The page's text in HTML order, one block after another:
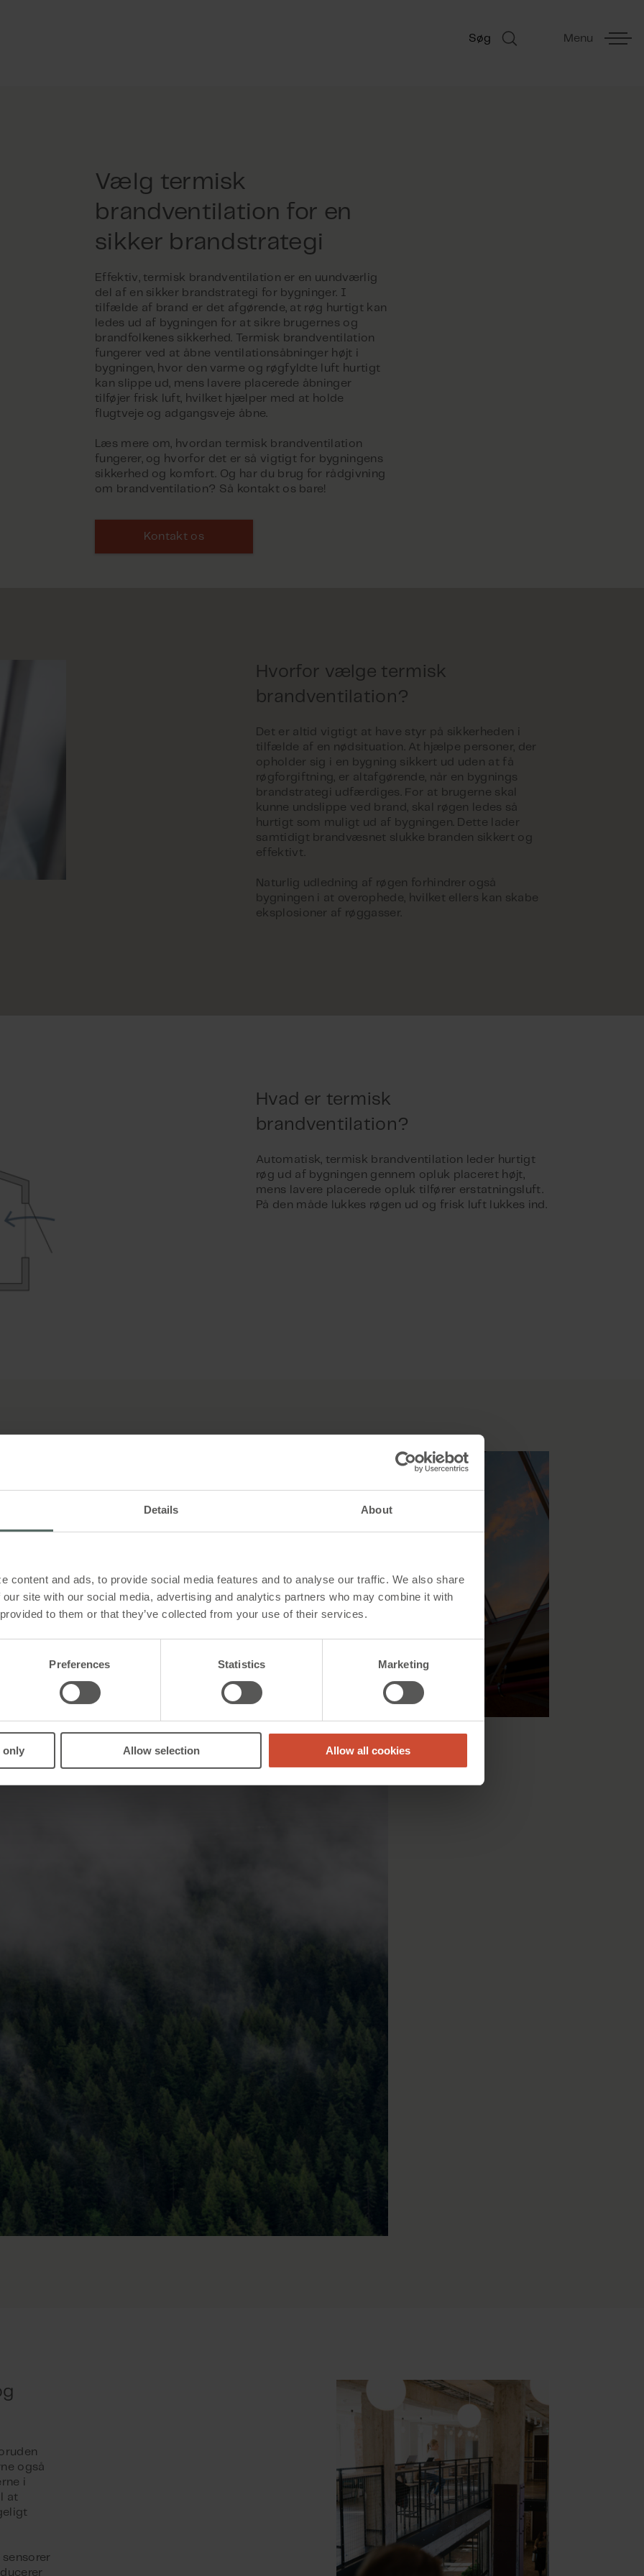
Details About
content and ads, to provide social media features and to analyse our traffic. We also share
site with our social media, advertising and analytics partners who may combine it with
to them or that they’ve collected from your use of their services.
Preferences Statistics Marketing
only Allow selection Allow all cookies
Søg Menu
Vælg termisk
brandventilation for en
sikker brandstrategi
Effektiv, termisk brandventilation er en uundværlig
del af en sikker brandstrategi for bygninger. I
tilfælde af brand er det afgørende, at røg hurtigt kan
ledes ud af bygningen for at sikre brugernes og
brandfolkenes sikkerhed. Termisk brandventilation
fungerer ved at åbne ventilationsåbninger højt i
bygningen, hvor den varme og røgfyldte luft hurtigt
kan slippe ud, mens lavere placerede åbninger
tilføjer frisk luft, hvilket hjælper med at holde
flugtveje og adgangsveje åbne.
Læs mere om, hvordan termisk brandventilation
fungerer, og hvorfor det er så vigtigt for bygningens
sikkerhed og komfort. Og har du brug for rådgivning
om brandventilation? Så kontakt os bare!
Kontakt os
Hvorfor vælge termisk
brandventilation?
Det er altid vigtigt at have styr på sikkerheden i
tilfælde af en nødsituation. At hjælpe personer, der
opholder sig i en bygning sikkert ud uden at få
røgforgiftning, er altafgørende, når en bygnings
brandstrategi udfærdiges. For at brugerne skal
kunne undslippe ved brand, skal røgen ledes så
hurtigt som muligt ud af bygningen. Dette lader
samtidigt brandvæsnet slukke branden sikkert og
effektivt.
Naturlig udledning af røgen forhindrer også
bygningen i at overophede, hvilket ellers kan skabe
eksplosioner af røggasser.
Hvad er termisk
brandventilation?
Automatisk, termisk brandventilation leder hurtigt
røg ud af bygningen gennem opluk placeret højt,
mens lavere placerede opluk tilfører erstatningsluft.
På den måde lukkes røgen ud og frisk luft lukkes ind.
placeret i
af
sikrer
for at
også
i
at